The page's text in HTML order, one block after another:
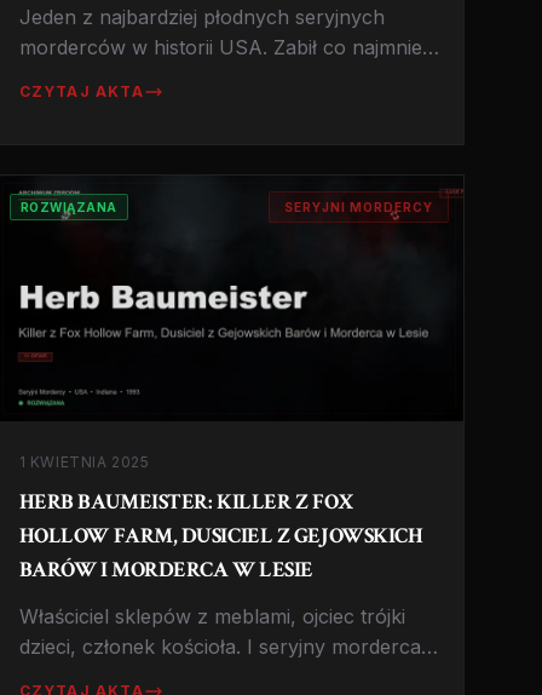
Jeden z najbardziej płodnych seryjnych
morderców w historii USA. Zabił co najmniej
autostrady'.
CZYTAJ AKTA
ROZWIĄZANA SERYJNI MORDERCY
1 KWIETNIA 2025
HERB BAUMEISTER: KILLER Z FOX
HOLLOW FARM, DUSICIEL Z GEJOWSKICH
BARÓW I MORDERCA W LESIE
Właściciel sklepów z meblami, ojciec trójki
dzieci, członek kościoła. I seryjny morderca,
CZYTAJ AKTA